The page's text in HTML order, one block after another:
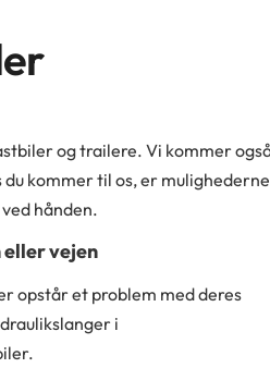
og trailere. Vi kommer
kommer til os, er mulighederne
hånden.
vejen
opstår et problem med deres
i